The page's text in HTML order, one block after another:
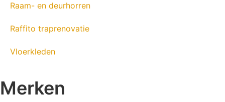
Raam- en deurhorren
Raffito traprenovatie
Vloerkleden
Merken